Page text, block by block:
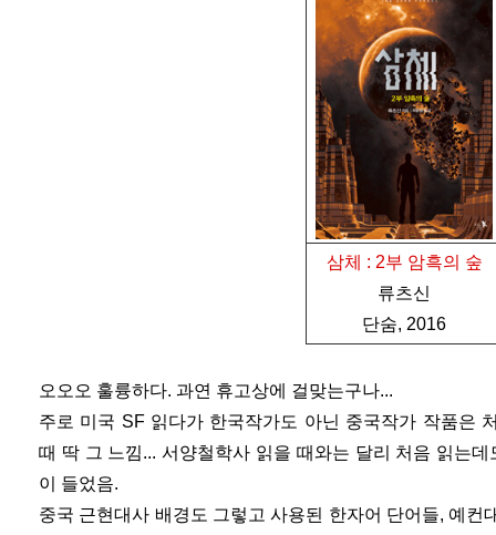
삼체 : 2부 암흑의 숲
류츠신
단숨, 2016
오오오 훌륭하다. 과연 휴고상에 걸맞는구나...
주로 미국 SF 읽다가 한국작가도 아닌 중국작가 작품은
때 딱 그 느낌... 서양철학사 읽을 때와는 달리 처음 읽는
이 들었음.
중국 근현대사 배경도 그렇고 사용된 한자어 단어들, 예컨